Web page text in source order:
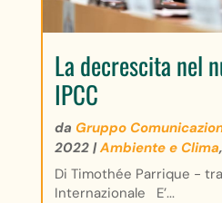
La decrescita nel
IPCC
da Gruppo
2022|Ambiente e Clima,
Di Timothée Parrique -
Internazionale E’...